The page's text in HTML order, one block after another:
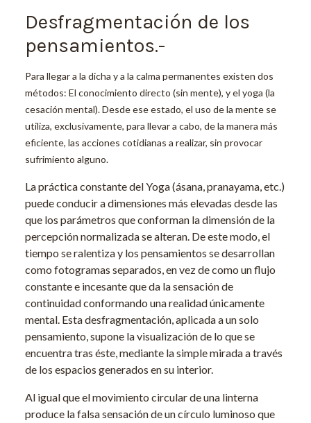
Desfragmentación de los
pensamientos.-
Para llegar a la dicha y a la calma permanentes existen dos
métodos: El conocimiento directo (sin mente), y el yoga (la
cesación mental). Desde ese estado, el uso de la mente se
utiliza, exclusivamente, para llevar a cabo, de la manera más
eficiente, las acciones cotidianas a realizar, sin provocar
sufrimiento alguno.
La práctica constante del Yoga (ásana, pranayama, etc.)
puede conducir a dimensiones más elevadas desde las
que los parámetros que conforman la dimensión de la
percepción normalizada se alteran. De este modo, el
tiempo se ralentiza y los pensamientos se desarrollan
como fotogramas separados, en vez de como un flujo
constante e incesante que da la sensación de
continuidad conformando una realidad únicamente
mental. Esta desfragmentación, aplicada a un solo
pensamiento, supone la visualización de lo que se
encuentra tras éste, mediante la simple mirada a través
de los espacios generados en su interior.
Al igual que el movimiento circular de una linterna
produce la falsa sensación de un círculo luminoso que